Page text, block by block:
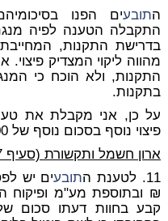
התובעים הפנו
התקבלה הטענה לפיה
בדרישת התקנות, המחייבת
מהווה ליקוי המצדיק
התקנות, ולא הוכח כי
בתקנות.
על כן, אני מקבלת את
פיצוי נוסף בסכום נוסף של 2,500 ₪.
ארון חשמל ותקשורת (סעיף 18+17 לחוו"ד):
11. לטענת ה
תובע
₪ ובתוספת מע"מ ופיקוח הנדסי -